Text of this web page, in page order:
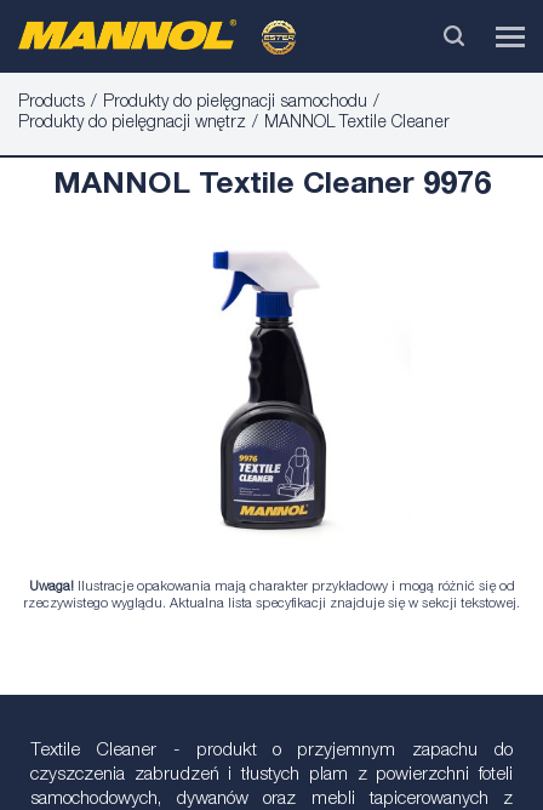
Products
Produkty do pielęgnacji samochodu
Produkty do pielęgnacji wnętrz
MANNOL Textile Cleaner
MANNOL Textile Cleaner 9976
Uwaga! Ilustracje opakowania mają charakter przykładowy i mogą różnić się od
rzeczywistego wyglądu. Aktualna lista specyfikacji znajduje się w sekcji tekstowej.
Textile Cleaner - produkt o przyjemnym zapachu do
czyszczenia zabrudzeń i tłustych plam z powierzchni foteli
samochodowych, dywanów oraz mebli tapicerowanych z